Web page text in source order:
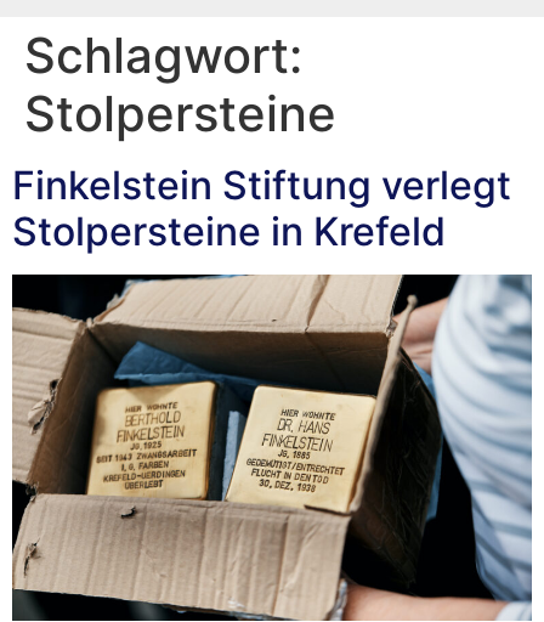
Schlagwort:
Stolpersteine
Finkelstein Stiftung verlegt
Stolpersteine in Krefeld